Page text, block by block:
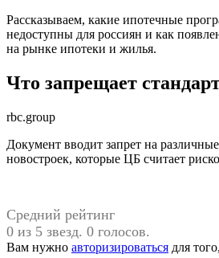
Рассказываем, какие ипотечные
недоступны для россиян и как
на рынке ипотеки и жилья.
Что запрещает
rbc.group
Документ вводит запрет на
новостроек, которые ЦБ считает
Средний рейтинг
0 из 5 звезд. 0 голосов.
Вам нужно авторизироваться для